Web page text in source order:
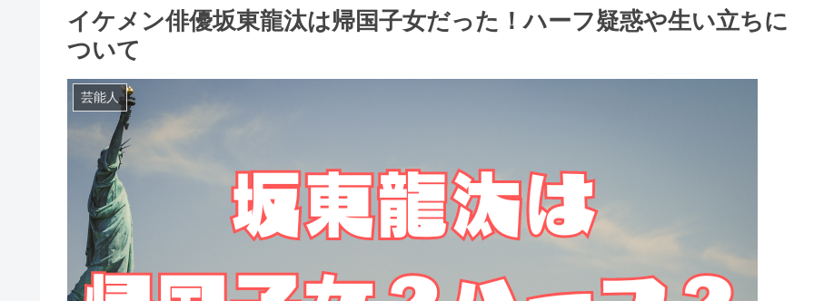
イケメン俳優坂東龍汰は帰国子女だった！ハーフ疑惑や生い立ちに
ついて
芸能人